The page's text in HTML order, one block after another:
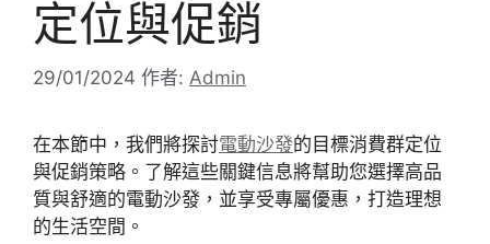
定位與促銷
29/01/2024 作者: Admin
在本節中，我們將探討電動沙發的目標消費群定位
與促銷策略。了解這些關鍵信息將幫助您選擇高品
質與舒適的電動沙發，並享受專屬優惠，打造理想
的生活空間。